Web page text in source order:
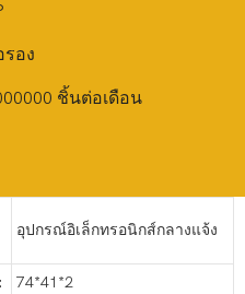
รอง
ชิ้นต่อเดือน
อุปกรณ์อิเล็กทรอนิกส์กลางแจ้ง
74*41*2